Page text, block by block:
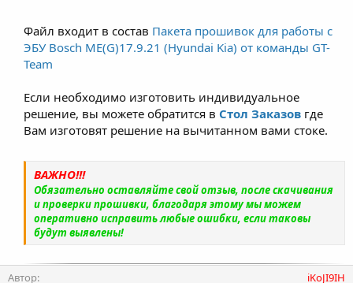
Файл входит в состав Пакета прошивок для работы с
ЭБУ Bosch ME(G)17.9.21 (Hyundai Kia) от команды GT-
Team
Если необходимо изготовить индивидуальное
решение, вы можете обратится в Стол Заказов где
Вам изготовят решение на вычитанном вами стоке.
ВАЖНО!!!
Обязательно оставляйте свой отзыв, после скачивания
и проверки прошивки, благодаря этому мы можем
оперативно исправить любые ошибки, если таковы
будут выявлены!
Автор
iKoJI9IH